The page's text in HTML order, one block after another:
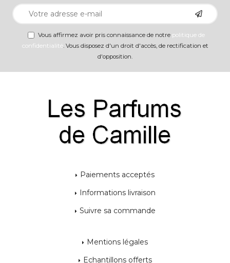
Vous affirmez avoir pris connaissance de notre politique de
confidentialité. Vous disposez d'un droit d'accès, de rectification et
d'opposition.
Paiements acceptés
Informations livraison
Suivre sa commande
Mentions légales
Echantillons offerts